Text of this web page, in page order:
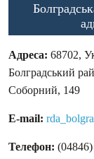
Адреса: 68702,
Болградський
Соборний, 149
E-mail:
Телефон: